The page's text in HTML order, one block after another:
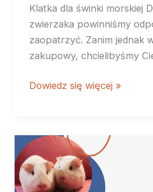
Klatka dla świnki morskiej
zwierzaka powinniśmy
zaopatrzyć. Zanim jednak
zakupowy, chcielibyśmy
Dowiedz się więcej »
Świnki
morskie
–
oswajanie